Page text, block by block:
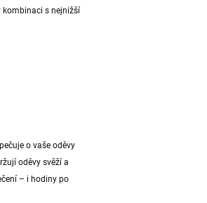
kombinaci s nejnižší
o vaše oděvy
oděvy svěží a
– i hodiny po